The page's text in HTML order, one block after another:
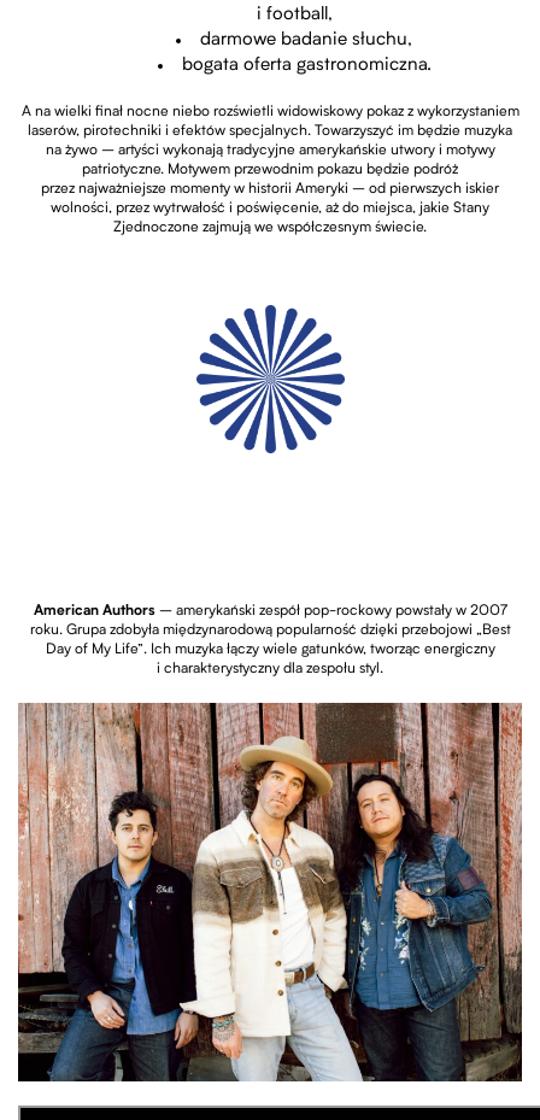
i football,
darmowe badanie słuchu,
bogata oferta gastronomiczna.
A na wielki finał nocne niebo rozświetli widowiskowy pokaz z wykorzystaniem
laserów, pirotechniki i efektów specjalnych. Towarzyszyć im będzie muzyka
na żywo – artyści wykonają tradycyjne amerykańskie utwory i motywy
patriotyczne. Motywem przewodnim pokazu będzie podróż
przez najważniejsze momenty w historii Ameryki – od pierwszych iskier
wolności, przez wytrwałość i poświęcenie, aż do miejsca, jakie Stany
Zjednoczone zajmują we współczesnym świecie.
American Authors– amerykański zespół pop-rockowy powstały w 2007
roku. Grupa zdobyła międzynarodową popularność dzięki przebojowi „Best
Day of My Life”. Ich muzyka łączy wiele gatunków, tworząc energiczny
i charakterystyczny dla zespołu styl.